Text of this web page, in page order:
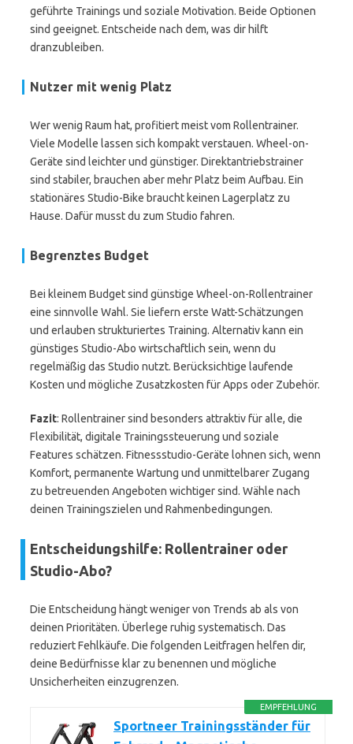
geführte Trainings und soziale Motivation. Beide Optionen
sind geeignet. Entscheide nach dem, was dir hilft
dranzubleiben.
Nutzer mit wenig Platz
Wer wenig Raum hat, profitiert meist vom Rollentrainer.
Viele Modelle lassen sich kompakt verstauen. Wheel-on-
Geräte sind leichter und günstiger. Direktantriebstrainer
sind stabiler, brauchen aber mehr Platz beim Aufbau. Ein
stationäres Studio-Bike braucht keinen Lagerplatz zu
Hause. Dafür musst du zum Studio fahren.
Begrenztes Budget
Bei kleinem Budget sind günstige Wheel-on-Rollentrainer
eine sinnvolle Wahl. Sie liefern erste Watt-Schätzungen
und erlauben strukturiertes Training. Alternativ kann ein
günstiges Studio-Abo wirtschaftlich sein, wenn du
regelmäßig das Studio nutzt. Berücksichtige laufende
Kosten und mögliche Zusatzkosten für Apps oder Zubehör.
Fazit: Rollentrainer sind besonders attraktiv für alle, die
Flexibilität, digitale Trainingssteuerung und soziale
Features schätzen. Fitnessstudio-Geräte lohnen sich, wenn
Komfort, permanente Wartung und unmittelbarer Zugang
zu betreuenden Angeboten wichtiger sind. Wähle nach
deinen Trainingszielen und Rahmenbedingungen.
Entscheidungshilfe: Rollentrainer oder
Studio-Abo?
Die Entscheidung hängt weniger von Trends ab als von
deinen Prioritäten. Überlege ruhig systematisch. Das
reduziert Fehlkäufe. Die folgenden Leitfragen helfen dir,
deine Bedürfnisse klar zu benennen und mögliche
Unsicherheiten einzugrenzen.
EMPFEHLUNG
Sportneer Trainingsständer für